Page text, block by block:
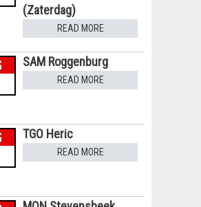
(Zaterdag)
READ MORE
SAM Roggenburg
READ MORE
TGO Heric
READ MORE